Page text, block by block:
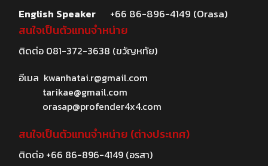
English Speaker
+66 86-896-4149 (Orasa)
สนใจเป็นตัวแทนจำหน่าย
ติดต่อ 081-372-3638 (ขวัญหทัย)
อีเมล kwanhatai.r@gmail.com
tarikae@gmail.com
orasap@profender4x4.com
สนใจเป็นตัวแทนจำหน่าย (ต่างประเทศ)
ติดต่อ +66 86-896-4149(อรสา)